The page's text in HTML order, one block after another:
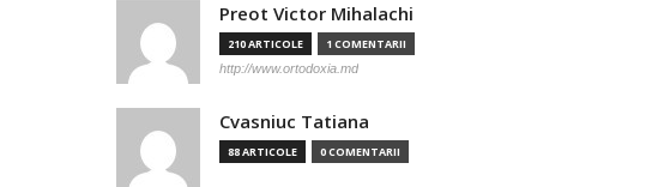
Preot Victor Mihalachi
210 ARTICOLE 1 COMENTARII
http://www.ortodoxia.md
Cvasniuc Tatiana
88 ARTICOLE 0 COMENTARII